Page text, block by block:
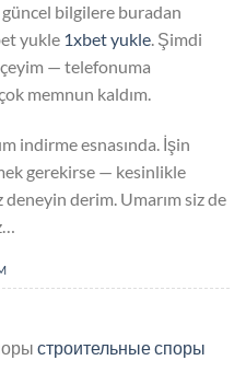
bilgilere buradan
yukle 1xbet yukle. Şimdi
— telefonuma
memnun kaldım.
indirme esnasında. İşin
gerekirse — kesinlikle
deneyin derim. Umarım siz de
строительные споры